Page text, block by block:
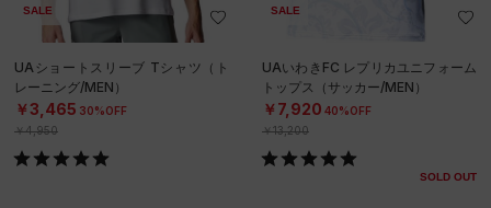
SALE
UAショートスリーブ Tシャツ（ト
レーニング/MEN）
￥3,465 30%OFF
￥4,950
SALE
UAいわきFC レプリカユニフォーム
トップス（サッカー/MEN）
￥7,920 40%OFF
￥13,200
SOLD OUT